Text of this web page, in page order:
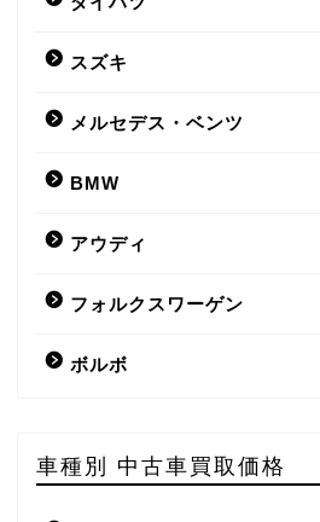
スズキ
メルセデス・ベンツ
BMW
アウディ
フォルクスワーゲン
ボルボ
車種別 中古車買取価格